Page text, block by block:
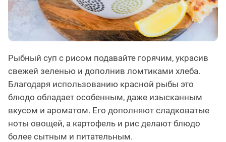
Рыбный суп с рисом подавайте горячим, украсив
свежей зеленью и дополнив ломтиками хлеба.
Благодаря использованию красной рыбы это
блюдо обладает особенным, даже изысканным
вкусом и ароматом. Его дополняют сладковатые
ноты овощей, а картофель и рис делают блюдо
более сытным и питательным.